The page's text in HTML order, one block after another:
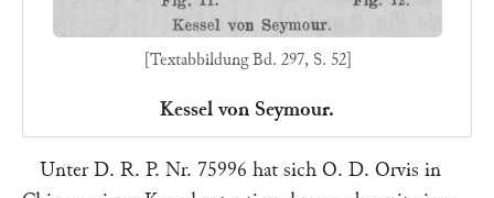
[Textabbildung Bd. 297, S. 52]
Kessel von Seymour.
Unter D. R. P. Nr. 75996 hat sich O. D. Orvis in